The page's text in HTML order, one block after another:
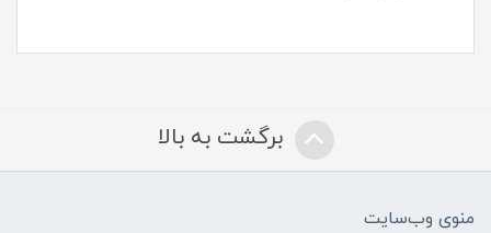
برگشت به بالا
منوی وب‌سایت